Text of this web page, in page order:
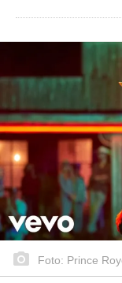
Foto: Prince